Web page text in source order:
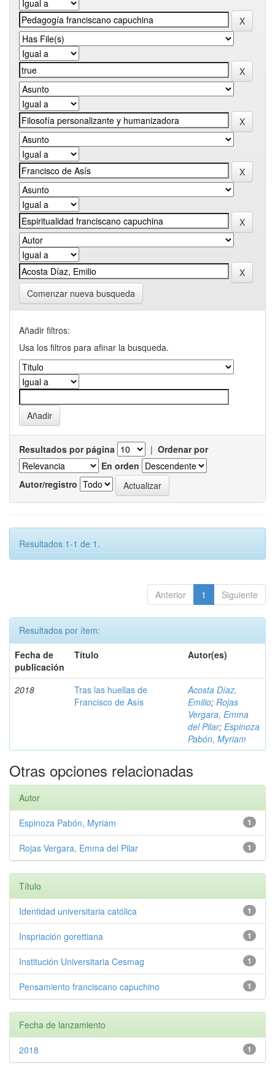
Comenzar nueva busqueda
Añadir filtros:
Usa los filtros para afinar la busqueda.
Resultados por página | Ordenar por
En orden
Autor/registro
Resultados 1-1 de 1.
Anterior 1 Siguiente
Resultados por ítem:
Fecha de
publicación
Título Autor(es)
2018
Tras las huellas de
Francisco de Asís
Acosta Díaz,
Emilio; Rojas
Vergara, Emma
del Pilar; Espinoza
Pabón, Myriam
Otras opciones relacionadas
Autor
1
Espinoza Pabón, Myriam
1
Rojas Vergara, Emma del Pilar
Título
1
Identidad universitaria católica
1
Inspriación gorettiana
1
Institución Universitaria Cesmag
1
Pensamiento franciscano capuchino
Fecha de lanzamiento
1
2018